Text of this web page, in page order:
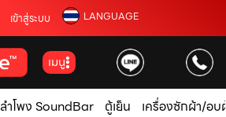
เข้าสู่ระบบ LANGUAGE
เมนู
ลำโพง SoundBar ตู้เย็น เครื่องซักผ้า/อบ